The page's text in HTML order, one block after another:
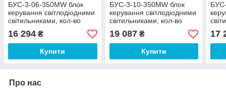
БУС-3-06-350MW блок
керування світлодіодними
світильниками, кол-во
драйверів — 6, потужність
350W.
16 294 ₴
Купити
БУС-3-10-350MW блок
керування світлодіодними
світильниками, кол-во
потужність 350W.
19 087₴
Купити
17
Про нас